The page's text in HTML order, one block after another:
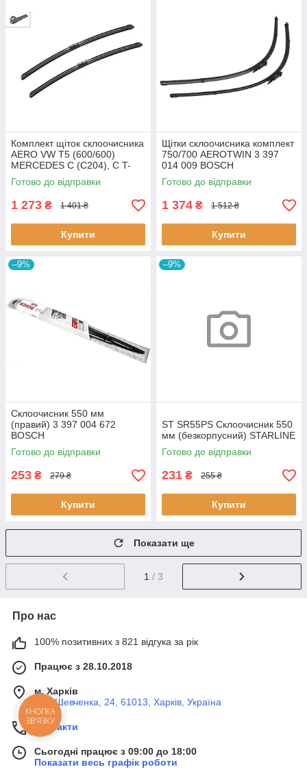
Комплект щіток склоочисника
AERO VW T5 (600/600)
MERCEDES C (C204), C T-
MODEL (S204), C (W204),
CLS (C218), CLS SHOOTING
Готово до відправки
1 273 ₴ 1 401 ₴
Купити
Щітки склоочисника комплект
750/700 AEROTWIN 3 397
014 009 BOSCH
Готово до відправки
1 374 ₴ 1 512 ₴
Купити
–9%
Склоочисник 550 мм
(правий) 3 397 004 672
BOSCH
Готово до відправки
253 ₴ 279 ₴
Купити
–9%
ST SR55PS Склоочисник 550
мм (безкорпусний) STARLINE
Готово до відправки
231 ₴ 255 ₴
Купити
Показати ще
1 / 3
Про нас
100% позитивних з 821 відгука за рік
Працює з 28.10.2018
м. Харків
вул. Шевченка, 24, 61013, Харків, Україна
Контакти
Сьогодні працює з 09:00 до 18:00
Показати весь графік роботи
КНОПКА
ЗВ'ЯЗКУ